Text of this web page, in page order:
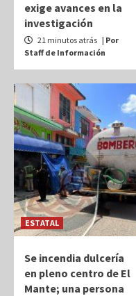
exige avances en la
investigación
21 minutos atrás | Por
Staff de Información
ESTATAL
Se incendia dulcería
en pleno centro de El
Mante; una persona